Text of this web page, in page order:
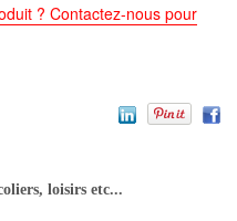
? Contactez-nous pour
loisirs etc...